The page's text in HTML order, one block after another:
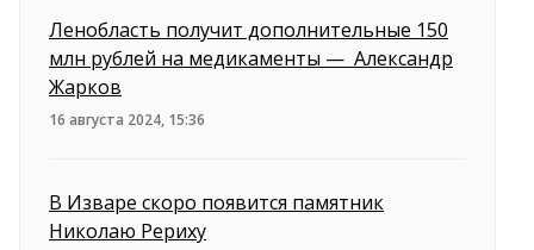
Ленобласть получит дополнительные 150
млн рублей на медикаменты — Александр
Жарков
16 августа 2024, 15:36
В Изваре скоро появится памятник
Николаю Рериху